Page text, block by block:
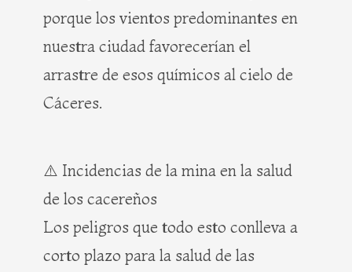
porque los vientos predominantes en
nuestra ciudad favorecerían el
arrastre de esos químicos al cielo de
Cáceres.
⚠️ Incidencias de la mina en la salud
de los cacereños
Los peligros que todo esto conlleva a
corto plazo para la salud de las